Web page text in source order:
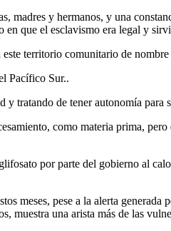
madres y hermanos, y una
que el esclavismo era legal y
territorio comunitario de nombre
Pacífico Sur..
y tratando de tener autonomía
como materia prima,
por parte del gobierno al
meses, pese a la alerta
muestra una arista más de las